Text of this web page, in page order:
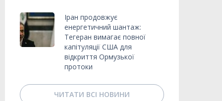
Іран продовжує
енергетичний шантаж:
Тегеран вимагає повної
капітуляції США для
відкриття Ормузької
протоки
ЧИТАТИ ВСІ НОВИНИ